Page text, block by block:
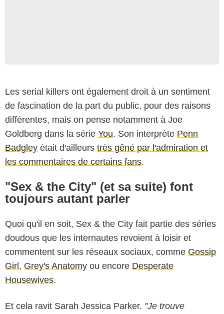
Les serial killers ont également droit à un sentiment
de fascination de la part du public, pour des raisons
différentes, mais on pense notamment à Joe
Goldberg dans la série You. Son interprète Penn
Badgley était d'ailleurs très gêné par l'admiration et
les commentaires de certains fans.
"Sex & the City" (et sa suite) font
toujours autant parler
Quoi qu'il en soit, Sex & the City fait partie des séries
doudous que les internautes revoient à loisir et
commentent sur les réseaux sociaux, comme Gossip
Girl , Grey's Anatomy ou encore Desperate
Housewives.
Et cela ravit Sarah Jessica Parker. "Je trouve